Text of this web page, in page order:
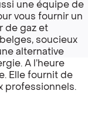
une équipe de
vous fournir un
de gaz et
soucieux
alternative
A l’heure
Elle fournit de
professionnels.